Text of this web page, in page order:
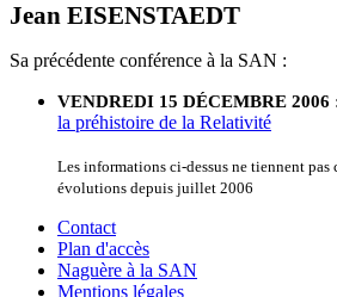
Jean EISENSTAEDT
Sa précédente conférence à la SAN :
VENDREDI 15 DÉCEMBRE 2006
la préhistoire de la Relativité
Les informations ci-dessus ne tiennent pas
évolutions depuis juillet 2006
Contact
Plan d'accès
Naguère à la SAN
Mentions légales